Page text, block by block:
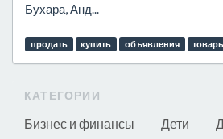
Бухара, Анд...
продать купить объявления
КАТЕГОРИИ
Бизнес и финансы Дети